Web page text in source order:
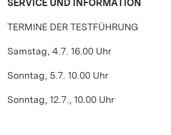
SERVICE UND INFORMATION
TERMINE DER TESTFÜHRUNG
Samstag, 4.7. 16.00 Uhr
Sonntag, 5.7. 10.00 Uhr
Sonntag, 12.7., 10.00 Uhr